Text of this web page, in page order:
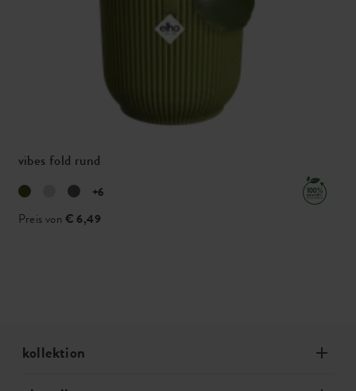
vibes fold rund
+6
Preis von € 6,49
kollektion